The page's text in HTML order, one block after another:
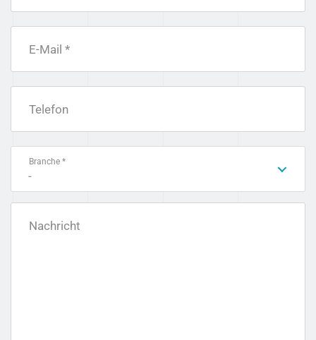
E-Mail *
Telefon
Branche *
-
Nachricht